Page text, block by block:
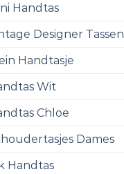
Handtas
Designer Tassen
Handtasje
Wit
Chloe
Dames
Handtas